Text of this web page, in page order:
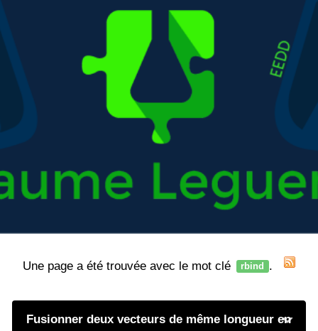
Une page a été trouvée avec le mot clé rbind .
Fusionner deux vecteurs de même longueur en